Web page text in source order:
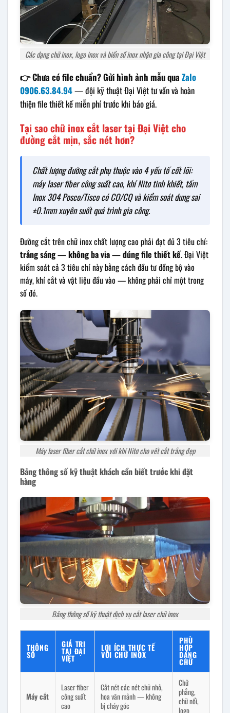
Các dạng chữ inox, logo inox và biển số inox nhận gia công tại Đại Việt
👉 Chưa có file chuẩn? Gửi hình ảnh mẫu qua Zalo
0906.63.84.94— đội kỹ thuật Đại Việt tư vấn và hoàn
thiện file thiết kế miễn phí trước khi báo giá.
Tại sao chữ inox cắt laser tại Đại Việt cho
đường cắt mịn, sắc nét hơn?
Chất lượng đường cắt phụ thuộc vào 4 yếu tố cốt lõi:
máy laser fiber công suất cao, khí Nitơ tinh khiết, tấm
Inox 304 Posco/Tisco có CO/CQ và kiểm soát dung sai
±0.1mm xuyên suốt quá trình gia công.
Đường cắt trên chữ inox chất lượng cao phải đạt đủ 3 tiêu chí:
trắng sáng — không ba via — đúng file thiết kế. Đại Việt
kiểm soát cả 3 tiêu chí này bằng cách đầu tư đồng bộ vào
máy, khí cắt và vật liệu đầu vào — không phải chỉ một trong
số đó.
Máy laser fiber cắt chữ inox với khí Nitơ cho vết cắt trắng đẹp
Bảng thông số kỹ thuật khách cần biết trước khi đặt
hàng
Bảng thông số kỹ thuật dịch vụ cắt laser chữ inox
THÔNG
SỐ
GIÁ TRỊ
TẠI ĐẠI
VIỆT
LỢI ÍCH THỰC TẾ
VỚI CHỮ INOX
PHÙ
HỢP
DẠNG
CHỮ
Máy cắt
Laser fiber
công suất
cao
Cắt nét các nét chữ nhỏ,
hoa văn mảnh — không
bị cháy góc
Chữ
phẳng,
chữ nổi,
logo